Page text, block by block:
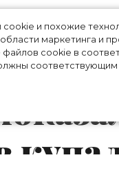
и похожие
маркетинга и
файлов cookie в
соответствующим